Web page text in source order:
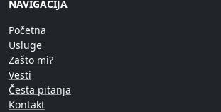
NAVIGACIJA
Početna
Usluge
Zašto mi?
Vesti
Česta pitanja
Kontakt